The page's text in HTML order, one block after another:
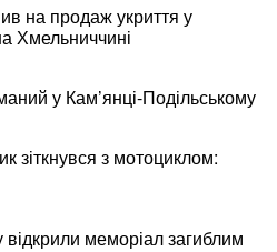
на продаж укриття у
Хмельниччині
у Кам’янці-Подільському
зіткнувся з мотоциклом:
меморіал загиблим